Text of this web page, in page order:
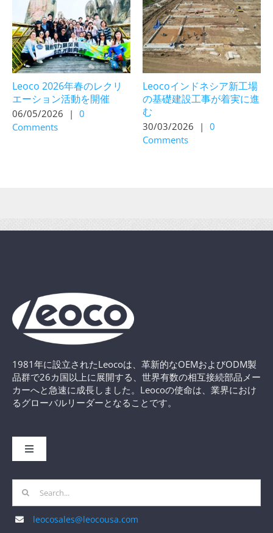
Leoco 2026年春のレクリ
エーション活動を開催
06/05/2026 | 0
Comments
Leocoインドネシア新工場
の基礎建設工事が着実に進
む
30/03/2026 | 0
Comments
1981年に設立されたLeocoは、革新的なOEMおよびODM製
品群で26カ国以上に展開する、世界有数の相互接続部品メー
カーへと急速に成長しました。Leocoの使命は、業界におけ
るグローバルリーダーとなることです。
Toggle
ホームページ
Leocoについて
for:
leocosales@leocousa.com